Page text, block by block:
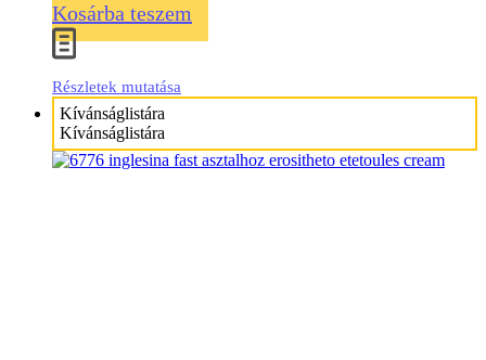
Kosárba teszem
Részletek mutatása
Kívánságlistára
Kívánságlistára